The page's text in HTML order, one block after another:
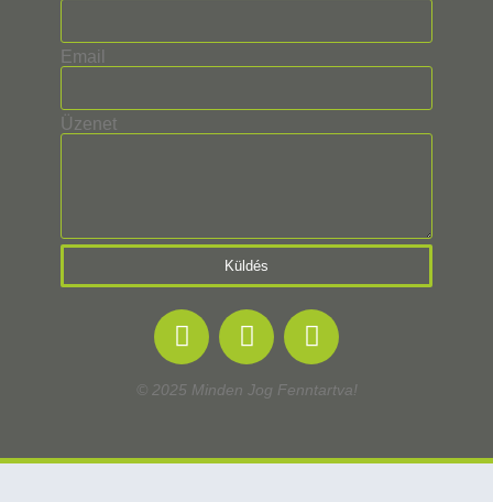
Email
Üzenet
Küldés
© 2025 Minden Jog Fenntartva!